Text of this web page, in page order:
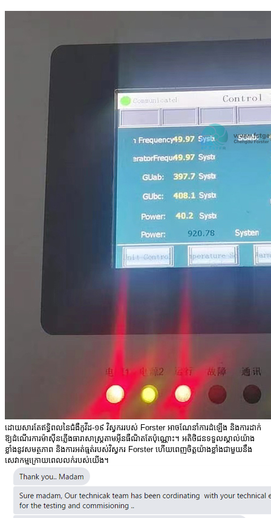
ដោយសារតែឥទ្ធិពលនៃជំងឺកូវីដ-១៩ វិស្វកររបស់ Forster អាចណែនាំការដំឡើង និងការដាក់
ឱ្យដំណើរការម៉ាស៊ីនភ្លើងធារាសាស្ត្រតាមអ៊ីនធឺណិតតែប៉ុណ្ណោះ។ អតិថិជនទទួលស្គាល់យ៉ាង
ខ្លាំងនូវសមត្ថភាព និងការអត់ធ្មត់របស់វិស្វករ Forster ហើយពេញចិត្តយ៉ាងខ្លាំងជាមួយនឹង
សេវាកម្មក្រោយពេលលក់របស់យើង។